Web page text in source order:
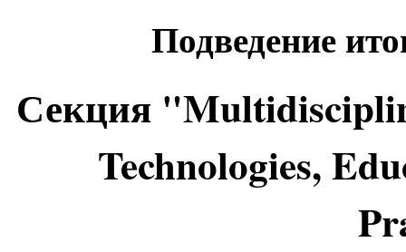
Подведение
Секция
Technologies,